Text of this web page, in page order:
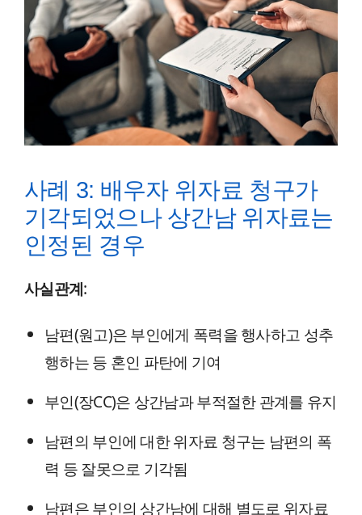
사례 3: 배우자 위자료 청구가
기각되었으나 상간남 위자료는
인정된 경우
사실관계:
남편(원고)은 부인에게 폭력을 행사하고 성추
행하는 등 혼인 파탄에 기여
부인(장CC)은 상간남과 부적절한 관계를 유지
남편의 부인에 대한 위자료 청구는 남편의 폭
력 등 잘못으로 기각됨
남편은 부인의 상간남에 대해 별도로 위자료